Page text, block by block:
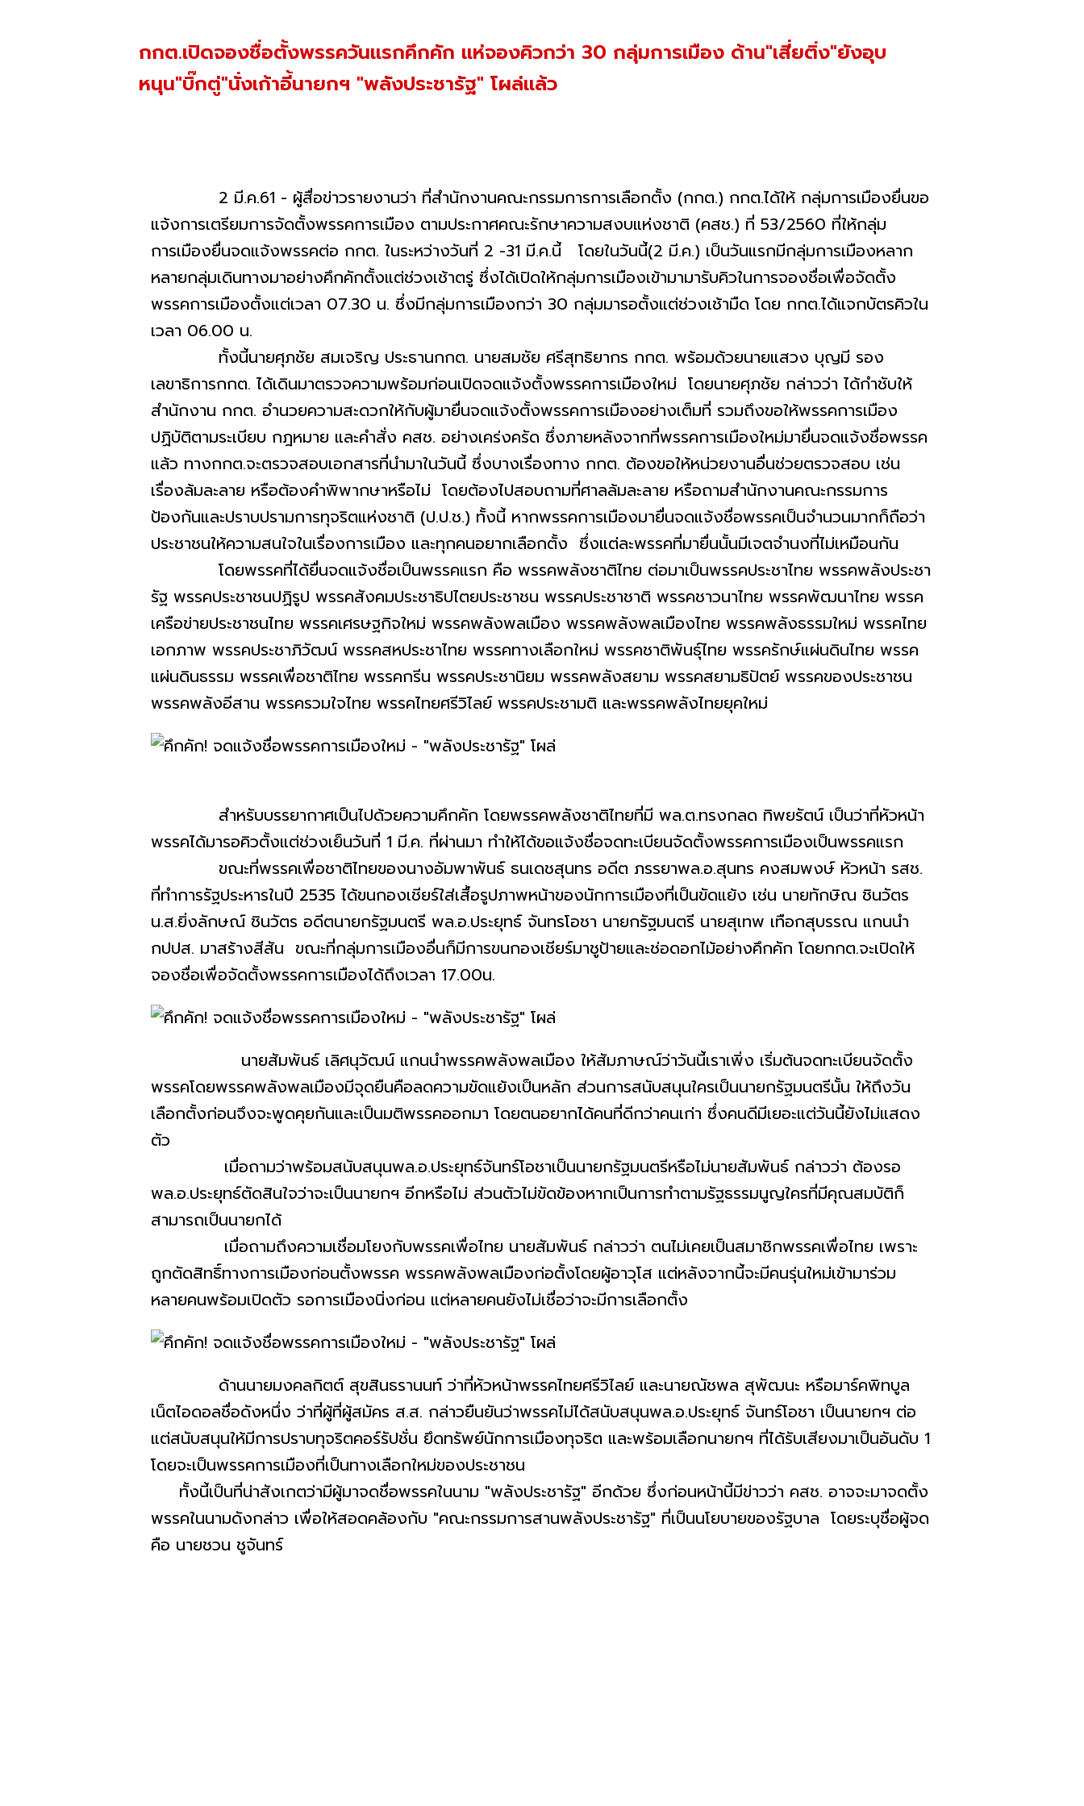
กกต.เปิดจองชื่อตั้งพรรควันแรกคึกคัก แห่จองคิวกว่า 30 กลุ่มการเมือง ด้าน"เสี่ยติ่ง"ยังอุบ
หนุน"บิ๊กตู่"นั่งเก้าอี้นายกฯ "พลังประชารัฐ" โผล่แล้ว
2 มี.ค.61 - ผู้สื่อข่าวรายงานว่า ที่สำนักงานคณะกรรมการการเลือกตั้ง (กกต.) กกต.ได้ให้ กลุ่มการเมืองยื่นขอ
แจ้งการเตรียมการจัดตั้งพรรคการเมือง ตามประกาศคณะรักษาความสงบแห่งชาติ (คสช.) ที่ 53/2560 ที่ให้กลุ่ม
การเมืองยื่นจดแจ้งพรรคต่อ กกต. ในระหว่างวันที่ 2 -31 มี.ค.นี้ โดยในวันนี้(2 มี.ค.) เป็นวันแรกมีกลุ่มการเมืองหลาก
หลายกลุ่มเดินทางมาอย่างคึกคักตั้งแต่ช่วงเช้าตรู่ ซึ่งได้เปิดให้กลุ่มการเมืองเข้ามามารับคิวในการจองชื่อเพื่อจัดตั้ง
พรรคการเมืองตั้งแต่เวลา 07.30 น. ซึ่งมีกลุ่มการเมืองกว่า 30 กลุ่มมารอตั้งแต่ช่วงเช้ามืด โดย กกต.ได้แจกบัตรคิวใน
เวลา 06.00 น.
ทั้งนี้นายศุภชัย สมเจริญ ประธานกกต. นายสมชัย ศรีสุทธิยากร กกต. พร้อมด้วยนายแสวง บุญมี รอง
เลขาธิการกกต. ได้เดินมาตรวจความพร้อมก่อนเปิดจดแจ้งตั้งพรรคการเมืองใหม่ โดยนายศุภชัย กล่าวว่า ได้กำชับให้
สำนักงาน กกต. อำนวยความสะดวกให้กับผู้มายื่นจดแจ้งตั้งพรรคการเมืองอย่างเต็มที่ รวมถึงขอให้พรรคการเมือง
ปฏิบัติตามระเบียบ กฎหมาย และคำสั่ง คสช. อย่างเคร่งครัด ซึ่งภายหลังจากที่พรรคการเมืองใหม่มายื่นจดแจ้งชื่อพรรค
แล้ว ทางกกต.จะตรวจสอบเอกสารที่นำมาในวันนี้ ซึ่งบางเรื่องทาง กกต. ต้องขอให้หน่วยงานอื่นช่วยตรวจสอบ เช่น
เรื่องล้มละลาย หรือต้องคำพิพากษาหรือไม่ โดยต้องไปสอบถามที่ศาลล้มละลาย หรือถามสำนักงานคณะกรรมการ
ป้องกันและปราบปรามการทุจริตแห่งชาติ (ป.ป.ช.) ทั้งนี้ หากพรรคการเมืองมายื่นจดแจ้งชื่อพรรคเป็นจำนวนมากก็ถือว่า
ประชาชนให้ความสนใจในเรื่องการเมือง และทุกคนอยากเลือกตั้ง ซึ่งแต่ละพรรคที่มายื่นนั้นมีเจตจำนงที่ไม่เหมือนกัน
โดยพรรคที่ได้ยื่นจดแจ้งชื่อเป็นพรรคแรก คือ พรรคพลังชาติไทย ต่อมาเป็นพรรคประชาไทย พรรคพลังประชา
รัฐ พรรคประชาชนปฏิรูป พรรคสังคมประชาธิปไตยประชาชน พรรคประชาชาติ พรรคชาวนาไทย พรรคพัฒนาไทย พรรค
เครือข่ายประชาชนไทย พรรคเศรษฐกิจใหม่ พรรคพลังพลเมือง พรรคพลังพลเมืองไทย พรรคพลังธรรมใหม่ พรรคไทย
เอกภาพ พรรคประชาภิวัฒน์ พรรคสหประชาไทย พรรคทางเลือกใหม่ พรรคชาติพันธุ์ไทย พรรครักษ์แผ่นดินไทย พรรค
แผ่นดินธรรม พรรคเพื่อชาติไทย พรรคกรีน พรรคประชานิยม พรรคพลังสยาม พรรคสยามธิปัตย์ พรรคของประชาชน
พรรคพลังอีสาน พรรครวมใจไทย พรรคไทยศรีวิไลย์ พรรคประชามติ และพรรคพลังไทยยุคใหม่
สำหรับบรรยากาศเป็นไปด้วยความคึกคัก โดยพรรคพลังชาติไทยที่มี พล.ต.ทรงกลด ทิพยรัตน์ เป็นว่าที่หัวหน้า
พรรคได้มารอคิวตั้งแต่ช่วงเย็นวันที่ 1 มี.ค. ที่ผ่านมา ทำให้ได้ขอแจ้งชื่อจดทะเบียนจัดตั้งพรรคการเมืองเป็นพรรคแรก
ขณะที่พรรคเพื่อชาติไทยของนางอัมพาพันธ์ ธนเดชสุนทร อดีต ภรรยาพล.อ.สุนทร คงสมพงษ์ หัวหน้า รสช.
ที่ทำการรัฐประหารในปี 2535 ได้ขนกองเชียร์ใส่เสื้อรูปภาพหน้าของนักการเมืองที่เป็นขัดแย้ง เช่น นายทักษิณ ชินวัตร
น.ส.ยิ่งลักษณ์ ชินวัตร อดีตนายกรัฐมนตรี พล.อ.ประยุทธ์ จันทรโอชา นายกรัฐมนตรี นายสุเทพ เทือกสุบรรณ แกนนำ
กปปส. มาสร้างสีสัน ขณะที่กลุ่มการเมืองอื่นก็มีการขนกองเชียร์มาชูป้ายและช่อดอกไม้อย่างคึกคัก โดยกกต.จะเปิดให้
จองชื่อเพื่อจัดตั้งพรรคการเมืองได้ถึงเวลา 17.00น.
นายสัมพันธ์ เลิศนุวัฒน์ แกนนำพรรคพลังพลเมือง ให้สัมภาษณ์ว่าวันนี้เราเพิ่ง เริ่มต้นจดทะเบียนจัดตั้ง
พรรคโดยพรรคพลังพลเมืองมีจุดยืนคือลดความขัดแย้งเป็นหลัก ส่วนการสนับสนุนใครเป็นนายกรัฐมนตรีนั้น ให้ถึงวัน
เลือกตั้งก่อนจึงจะพูดคุยกันและเป็นมติพรรคออกมา โดยตนอยากได้คนที่ดีกว่าคนเก่า ซึ่งคนดีมีเยอะแต่วันนี้ยังไม่แสดง
ตัว
เมื่อถามว่าพร้อมสนับสนุนพล.อ.ประยุทธ์จันทร์โอชาเป็นนายกรัฐมนตรีหรือไม่นายสัมพันธ์ กล่าวว่า ต้องรอ
พล.อ.ประยุทธ์ตัดสินใจว่าจะเป็นนายกฯ อีกหรือไม่ ส่วนตัวไม่ขัดข้องหากเป็นการทำตามรัฐธรรมนูญใครที่มีคุณสมบัติก็
สามารถเป็นนายกได้
เมื่อถามถึงความเชื่อมโยงกับพรรคเพื่อไทย นายสัมพันธ์ กล่าวว่า ตนไม่เคยเป็นสมาชิกพรรคเพื่อไทย เพราะ
ถูกตัดสิทธิ์ทางการเมืองก่อนตั้งพรรค พรรคพลังพลเมืองก่อตั้งโดยผู้อาวุโส แต่หลังจากนี้จะมีคนรุ่นใหม่เข้ามาร่วม
หลายคนพร้อมเปิดตัว รอการเมืองนิ่งก่อน แต่หลายคนยังไม่เชื่อว่าจะมีการเลือกตั้ง
ด้านนายมงคลกิตต์ สุขสินธรานนท์ ว่าที่หัวหน้าพรรคไทยศรีวิไลย์ และนายณัชพล สุพัฒนะ หรือมาร์คพิทบูล
เน็ตไอดอลชื่อดังหนึ่ง ว่าที่ผู้ที่ผู้สมัคร ส.ส. กล่าวยืนยันว่าพรรคไม่ได้สนับสนุนพล.อ.ประยุทธ์ จันทร์โอชา เป็นนายกฯ ต่อ
แต่สนับสนุนให้มีการปราบทุจริตคอร์รัปชั่น ยึดทรัพย์นักการเมืองทุจริต และพร้อมเลือกนายกฯ ที่ได้รับเสียงมาเป็นอันดับ 1
โดยจะเป็นพรรคการเมืองที่เป็นทางเลือกใหม่ของประชาชน
ทั้งนี้เป็นที่น่าสังเกตว่ามีผู้มาจดชื่อพรรคในนาม "พลังประชารัฐ" อีกด้วย ซึ่งก่อนหน้านี้มีข่าวว่า คสช. อาจจะมาจดตั้ง
พรรคในนามดังกล่าว เพื่อให้สอดคล้องกับ "คณะกรรมการสานพลังประชารัฐ" ที่เป็นนโยบายของรัฐบาล โดยระบุชื่อผู้จด
คือ นายชวน ชูจันทร์